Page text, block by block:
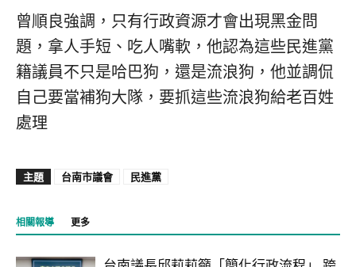
曾順良強調，只有行政資源才會出現黑金問
題，拿人手短、吃人嘴軟，他認為這些民進黨
籍議員不只是哈巴狗，還是流浪狗，他並調侃
自己要當補狗大隊，要抓這些流浪狗給老百姓
處理
主題 台南市議會 民進黨
相關報導 更多